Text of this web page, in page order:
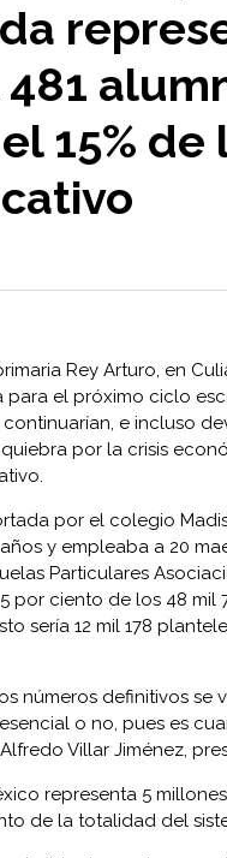
15%
Rey Arturo, en
el próximo ciclo
e incluso
por la crisis
por el colegio
y empleaba a 20
Particulares
por ciento de los 48 mil
sería 12 mil 178
números definitivos se
o no, pues es
Villar Jiménez,
representa 5 millones
de la totalidad del